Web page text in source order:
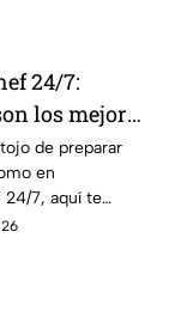
24/7:
los mejores
preparar
de preparar
en
24/7, aquí te
lo que debes